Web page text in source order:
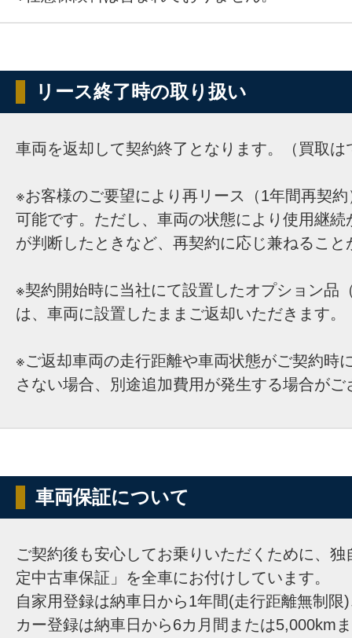
リース終了時の取り扱い
車両を返却して契約終了となります。（買取は
※お客様のご要望により再リース（1年間再契
可能です。ただし、車両の状態により使用継続
が判断したときなど、再契約に応じ兼ねること
※契約開始時に当社にて設置したオプション品
は、車両に設置したままご返却いただきます。
※ご返却車両の走行距離や車両状態がご契約時
さない場合、別途追加費用が発生する場合がご
車両保証について
ご契約後も安心してお乗りいただくために、
定中古車保証」を全車にお付けしています。
自家用登録は納車日から1年間(走行距離無制限
カー登録は納車日から6カ月間または5,000km